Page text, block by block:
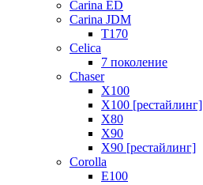
Carina ED
Carina JDM
T170
Celica
7 поколение
Chaser
X100
X100 [рестайлинг]
X80
X90
X90 [рестайлинг]
Corolla
E100